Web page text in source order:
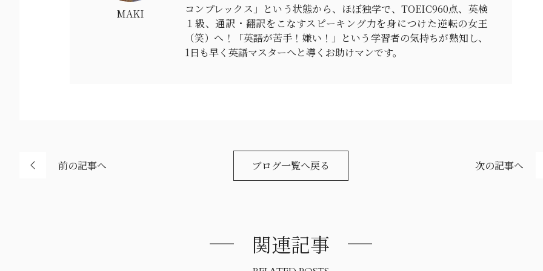
MAKI
コンプレックス」という状態から、ほぼ独学で、TOEIC960点、英検
１級、通訳・翻訳をこなすスピーキング力を身につけた逆転の女王
（笑）へ！「英語が苦手！嫌い！」という学習者の気持ちが熟知し、
1日も早く英語マスターへと導くお助けマンです。
前の記事へ ブログ一覧へ戻る 次の記事へ
関連記事